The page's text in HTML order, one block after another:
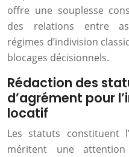
offre une souplesse
des relations entre
régimes d’indivision
blocages décisionnels.
Rédaction des
d’agrément pour
locatif
Les statuts constituent
méritent une